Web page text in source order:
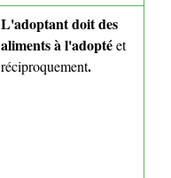
L'adoptant doit des
aliments à l'adoptéet
réciproquement.